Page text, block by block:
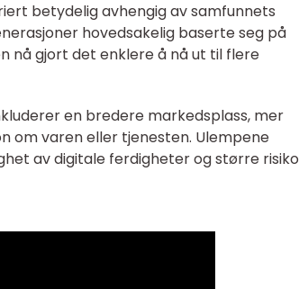
betydelig avhengig av samfunnets
hovedsakelig baserte seg på
nå gjort det enklere å nå ut til flere
en bredere markedsplass, mer
om varen eller tjenesten. Ulempene
av digitale ferdigheter og større risiko